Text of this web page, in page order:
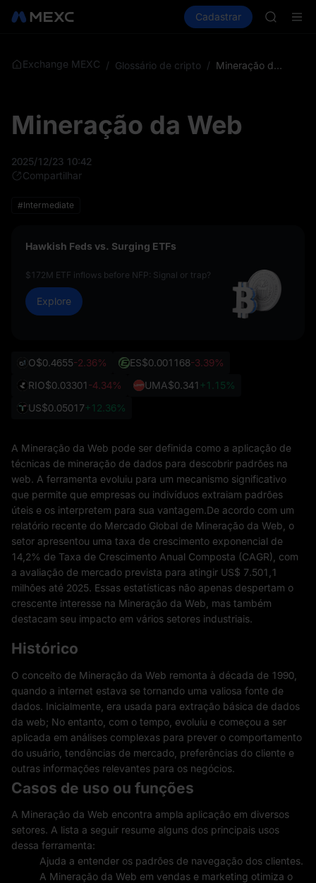
Mercados Spot Futuros
Cadastrar
AAOI
Exchange MEXC / Glossário de cripto / Mineração da Web
Mineração da Web
2025/12/23 10:42
Compartilhar
#Intermediate
Hawkish Feds vs. Surging ETFs
$172M ETF inflows before NFP: Signal or trap?
Explore
O$0.4655-2.36% ES$0.001168-3.39%
RIO$0.03301 -4.34% UMA$0.341 +1.15%
US$0.05017+12.36%
A Mineração da Web pode ser definida como a aplicação de
técnicas de mineração de dados para descobrir padrões na
web. A ferramenta evoluiu para um mecanismo significativo
que permite que empresas ou indivíduos extraiam padrões
úteis e os interpretem para sua vantagem.De acordo com um
relatório recente do Mercado Global de Mineração da Web, o
setor apresentou uma taxa de crescimento exponencial de
14,2% de Taxa de Crescimento Anual Composta (CAGR), com
a avaliação de mercado prevista para atingir US$ 7.501,1
milhões até 2025. Essas estatísticas não apenas despertam o
crescente interesse na Mineração da Web, mas também
destacam seu impacto em vários setores industriais.
Histórico
O conceito de Mineração da Web remonta à década de 1990,
quando a internet estava se tornando uma valiosa fonte de
dados. Inicialmente, era usada para extração básica de dados
da web; No entanto, com o tempo, evoluiu e começou a ser
aplicada em análises complexas para prever o comportamento
do usuário, tendências de mercado, preferências do cliente e
outras informações relevantes para os negócios.
Casos de uso ou funções
A Mineração da Web encontra ampla aplicação em diversos
setores. A lista a seguir resume alguns dos principais usos
dessa ferramenta:
Ajuda a entender os padrões de navegação dos clientes.
A Mineração da Web em vendas e marketing otimiza o